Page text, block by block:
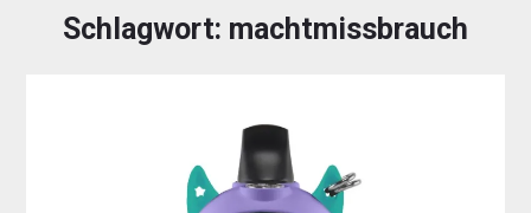
Schlagwort: machtmissbrauch